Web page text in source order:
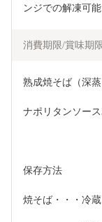
ンジでの解凍可能
消費期限/賞味期限
熟成焼そば（深
ナポリタンソー
保存方法
焼そば・・・冷蔵